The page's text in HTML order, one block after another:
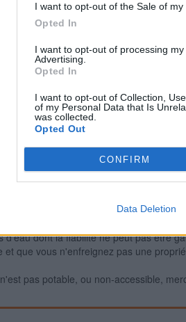
I want to opt-out of the Sale of my
Opted In
I want to opt-out of processing
Advertising.
Opted In
I want to opt-out of Collection,
of my Personal Data that Is
was collected.
Opted Out
CONFIRM
Data Deletion
d'eau dont la fiabilité ne peut pas être
que vous n'enfreignez pas une
pas potable, ou non-accessible,